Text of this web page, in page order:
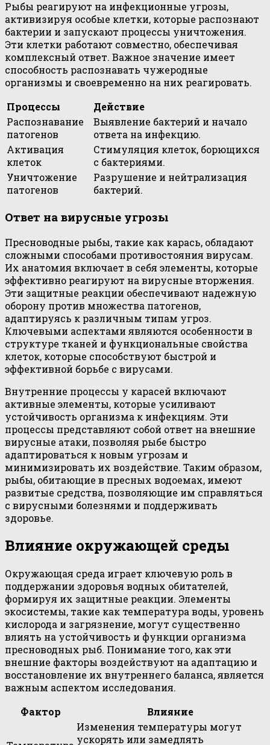
Рыбы реагируют на инфекционные угрозы,
активизируя особые клетки, которые распознают
бактерии и запускают процессы уничтожения.
Эти клетки работают совместно, обеспечивая
комплексный ответ. Важное значение имеет
способность распознавать чужеродные
организмы и своевременно на них реагировать.
Процессы
Действие
Распознавание
патогенов
Выявление бактерий и начало
ответа на инфекцию.
Активация
клеток
Стимуляция клеток, борющихся
с бактериями.
Уничтожение
патогенов
Разрушение и нейтрализация
бактерий.
Ответ на вирусные угрозы
Пресноводные рыбы, такие как карась, обладают
сложными способами противостояния вирусам.
Их анатомия включает в себя элементы, которые
эффективно реагируют на вирусные вторжения.
Эти защитные реакции обеспечивают надежную
оборону против множества патогенов,
адаптируясь к различным типам угроз.
Ключевыми аспектами являются особенности в
структуре тканей и функциональные свойства
клеток, которые способствуют быстрой и
эффективной борьбе с вирусами.
Внутренние процессы у карасей включают
активные элементы, которые усиливают
устойчивость организма к инфекциям. Эти
процессы представляют собой ответ на внешние
вирусные атаки, позволяя рыбе быстро
адаптироваться к новым угрозам и
минимизировать их воздействие. Таким образом,
рыбы, обитающие в пресных водоемах, имеют
развитые средства, позволяющие им справляться
с вирусными болезнями и поддерживать
здоровье.
Влияние окружающей среды
Окружающая среда играет ключевую роль в
поддержании здоровья водных обитателей,
формируя их защитные реакции. Элементы
экосистемы, такие как температура воды, уровень
кислорода и загрязнение, могут существенно
влиять на устойчивость и функции организма
пресноводных рыб. Понимание того, как эти
внешние факторы воздействуют на адаптацию и
восстановление их внутреннего баланса, является
важным аспектом исследования.
Фактор
Влияние
Изменения температуры могут
ускорять или замедлять